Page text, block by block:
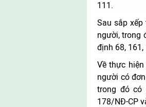
111.
Sau sắp
người, trong
định 68, 161,
Về thực
người có
trong đó có
178/NĐ-CP